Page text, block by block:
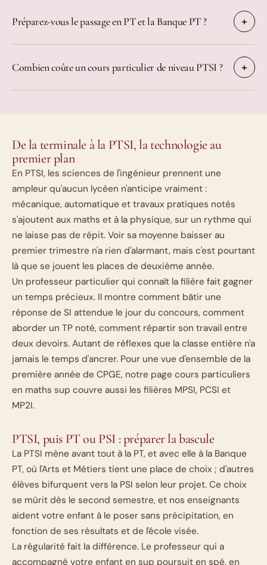
Préparez-vous le passage en PT et la Banque PT ?
Combien coûte un cours particulier de niveau PTSI ?
De la terminale à la PTSI, la technologie au
premier plan
En PTSI, les sciences de l'ingénieur prennent une
ampleur qu'aucun lycéen n'anticipe vraiment :
mécanique, automatique et travaux pratiques notés
s'ajoutent aux maths et à la physique, sur un rythme qui
ne laisse pas de répit. Voir sa moyenne baisser au
premier trimestre n'a rien d'alarmant, mais c'est pourtant
là que se jouent les places de deuxième année.
Un professeur particulier qui connaît la filière fait gagner
un temps précieux. Il montre comment bâtir une
réponse de SI attendue le jour du concours, comment
aborder un TP noté, comment répartir son travail entre
deux devoirs. Autant de réflexes que la classe entière n'a
jamais le temps d'ancrer. Pour une vue d'ensemble de la
première année de CPGE, notre page cours particuliers
en maths sup couvre aussi les filières MPSI, PCSI et
MP2I.
PTSI, puis PT ou PSI : préparer la bascule
La PTSI mène avant tout à la PT, et avec elle à la Banque
PT, où l'Arts et Métiers tient une place de choix ; d'autres
élèves bifurquent vers la PSI selon leur projet. Ce choix
se mûrit dès le second semestre, et nos enseignants
aident votre enfant à le poser sans précipitation, en
fonction de ses résultats et de l'école visée.
La régularité fait la différence. Le professeur qui a
accompagné votre enfant en sup poursuit en spé, en